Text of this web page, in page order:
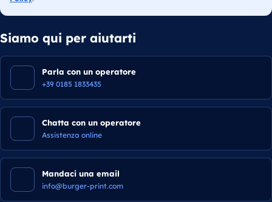
Siamo qui per aiutarti
Parla con un operatore
+39 0185 1833435
Chatta con un operatore
Assistenza online
Mandaci una email
info@burger-print.com